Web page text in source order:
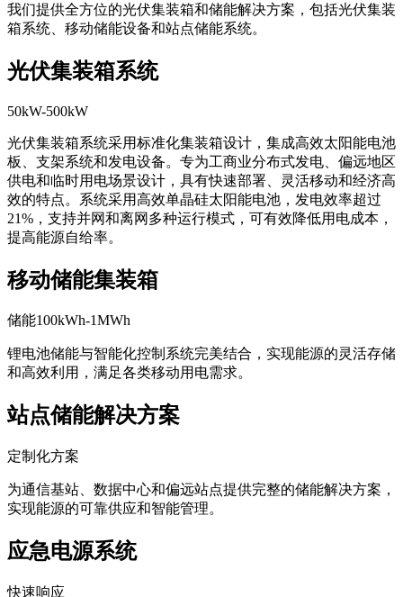
我们提供全方位的光伏集装箱和储能解决方案，包括光伏集装
箱系统、移动储能设备和站点储能系统。
光伏集装箱系统
50kW-500kW
光伏集装箱系统采用标准化集装箱设计，集成高效太阳能电池
板、支架系统和发电设备。专为工商业分布式发电、偏远地区
供电和临时用电场景设计，具有快速部署、灵活移动和经济高
效的特点。系统采用高效单晶硅太阳能电池，发电效率超过
21%，支持并网和离网多种运行模式，可有效降低用电成本，
提高能源自给率。
移动储能集装箱
储能100kWh-1MWh
锂电池储能与智能化控制系统完美结合，实现能源的灵活存储
和高效利用，满足各类移动用电需求。
站点储能解决方案
定制化方案
为通信基站、数据中心和偏远站点提供完整的储能解决方案，
实现能源的可靠供应和智能管理。
应急电源系统
快速响应